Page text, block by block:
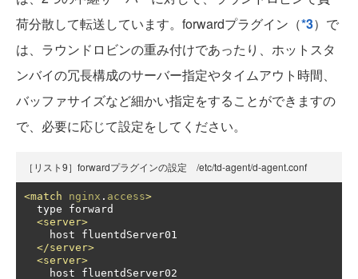
荷分散して転送しています。forwardプラグイン（*3）で
は、ラウンドロビンの重み付けであったり、ホットスタ
ンバイの冗長構成のサーバー指定やタイムアウト時間、
バッファサイズなど細かい指定をすることができますの
で、必要に応じて設定をしてください。
［リスト9］forwardプラグインの設定 /etc/td-agent/d-agent.conf
<match nginx . access>
<server>
</server>
<server>